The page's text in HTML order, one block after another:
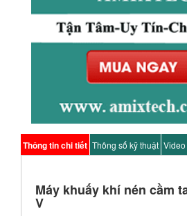
Thông tin chi tiết Thông số kỹ thuật
Máy khuấy khí nén cầm
V